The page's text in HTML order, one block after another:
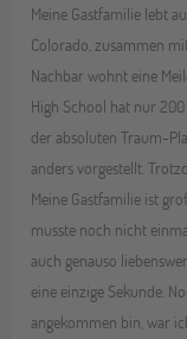
Meine Gastfamilie lebt
Colorado, zusammen
Nachbar wohnt eine
High School hat nur
der absoluten Traum-
anders vorgestellt.
Meine Gastfamilie ist
musste noch nicht
auch genauso
eine einzige Sekunde.
angekommen bin, war